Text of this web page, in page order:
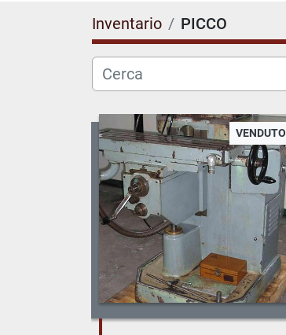
Inventario PICCO
VENDUTO